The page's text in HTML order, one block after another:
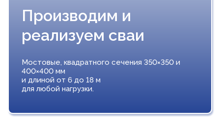
Производим и
реализуем сваи
Мостовые, квадратного сечения 350×350 и
400×400 мм
и длиной от 6 до 18 м
для любой нагрузки.